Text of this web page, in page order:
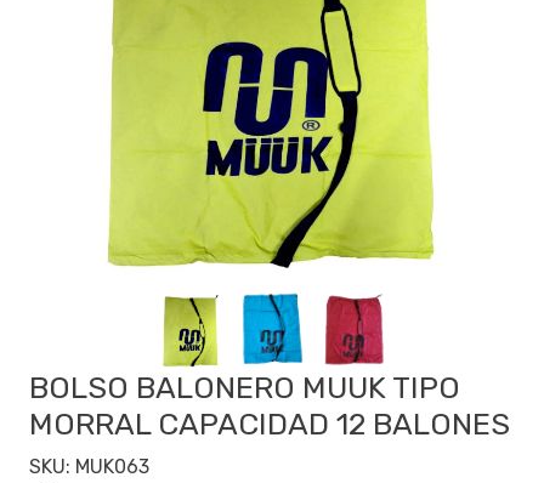
BOLSO BALONERO MUUK TIPO
MORRAL CAPACIDAD 12 BALONES
SKU: MUK063